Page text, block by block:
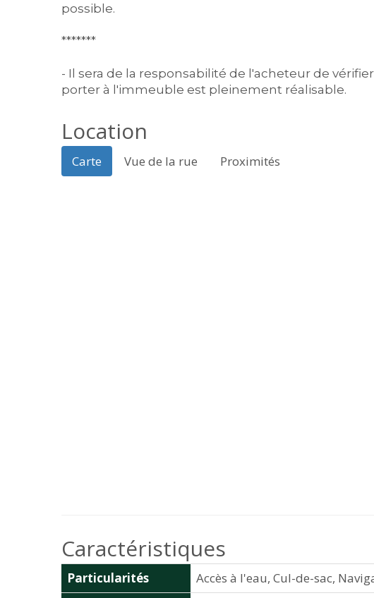
possible.
*******
- Il sera de la responsabilité de l'acheteur de
porter à l'immeuble est pleinement réalisable.
Location
Carte Vue de la rue Proximités
Caractéristiques
Particularités
Accès à l'eau, Cul-de-sac,